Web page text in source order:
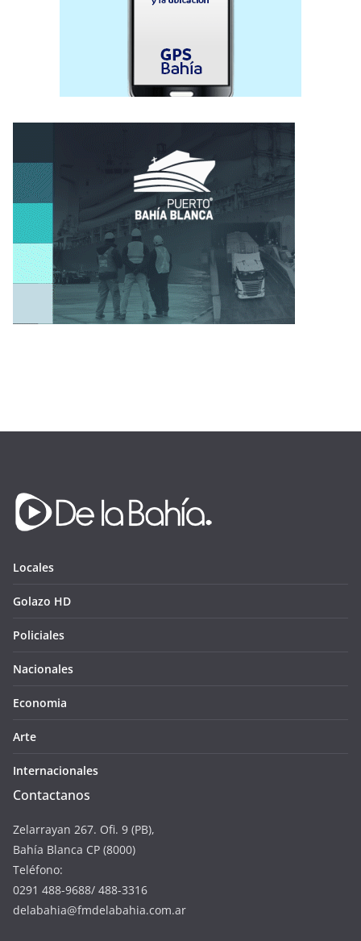
Locales
Golazo HD
Policiales
Nacionales
Economia
Arte
Internacionales
Contactanos
Zelarrayan 267. Ofi. 9 (PB),
Bahía Blanca CP (8000)
Teléfono:
0291 488-9688/ 488-3316
delabahia@fmdelabahia.com.ar